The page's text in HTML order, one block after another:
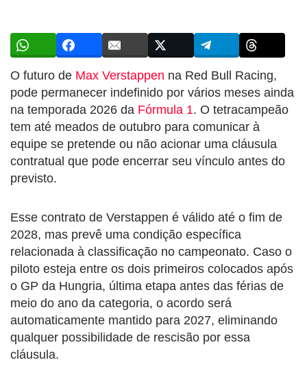
O futuro de Max Verstappen na Red Bull Racing,
pode permanecer indefinido por vários meses ainda
na temporada 2026 da Fórmula 1. O tetracampeão
tem até meados de outubro para comunicar à
equipe se pretende ou não acionar uma cláusula
contratual que pode encerrar seu vínculo antes do
previsto.
Esse contrato de Verstappen é válido até o fim de
2028, mas prevê uma condição específica
relacionada à classificação no campeonato. Caso o
piloto esteja entre os dois primeiros colocados após
o GP da Hungria, última etapa antes das férias de
meio do ano da categoria, o acordo será
automaticamente mantido para 2027, eliminando
qualquer possibilidade de rescisão por essa
cláusula.